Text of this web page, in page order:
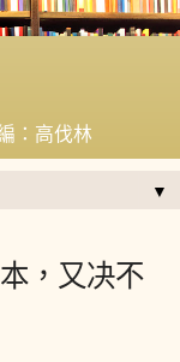
：高伐林
▼
，又决不